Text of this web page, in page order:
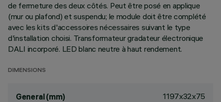
de fermeture des deux côtés. Peut être posé en applique
(mur ou plafond) et suspendu; le module doit être complété
avec les kits d'accessoires nécessaires suivant le type
d'installation choisi. Transformateur gradateur électronique
DALI incorporé. LED blanc neutre à haut rendement.
DIMENSIONS
General (mm) 1197x32x75